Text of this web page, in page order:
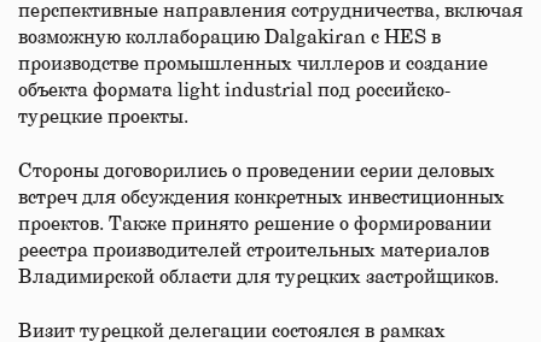
перспективные направления сотрудничества, включая
возможную коллаборацию Dalgakiran с HES в
производстве промышленных чиллеров и создание
объекта формата light industrial под российско-
турецкие проекты.
Стороны договорились о проведении серии деловых
встреч для обсуждения конкретных инвестиционных
проектов. Также принято решение о формировании
реестра производителей строительных материалов
Владимирской области для турецких застройщиков.
Визит турецкой делегации состоялся в рамках